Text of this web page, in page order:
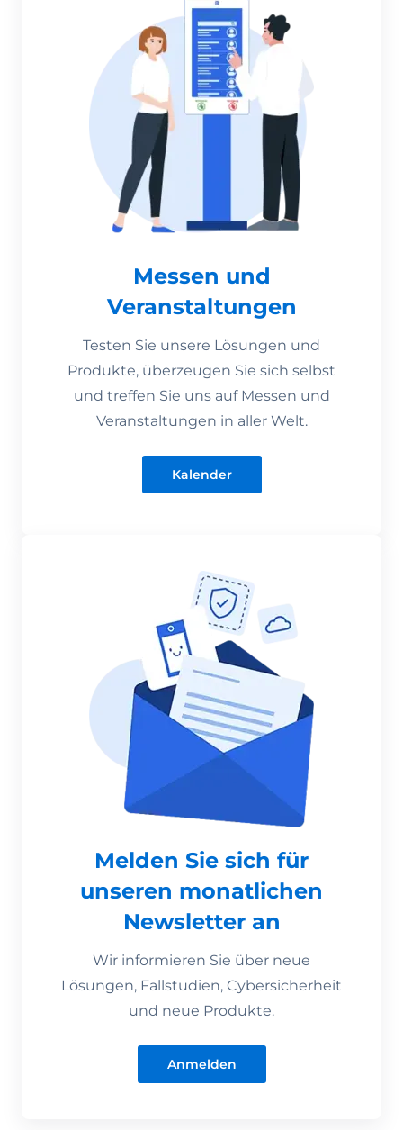
Messen und
Veranstaltungen
Testen Sie unsere Lösungen und
Produkte, überzeugen Sie sich selbst
und treffen Sie uns auf Messen und
Veranstaltungen in aller Welt.
Kalender
Melden Sie sich für
unseren monatlichen
Newsletter an
Wir informieren Sie über neue
Lösungen, Fallstudien, Cybersicherheit
und neue Produkte.
Anmelden